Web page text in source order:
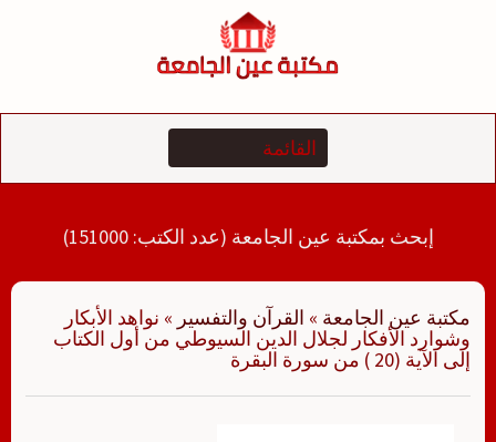
إبحث بمكتبة عين الجامعة (عدد الكتب: 151000)
مكتبة عين الجامعة » القرآن والتفسير » نواهد الأبكار
وشوارد الأفكار لجلال الدين السيوطي من أول الكتاب
إلى الآية (20 ) من سورة البقرة